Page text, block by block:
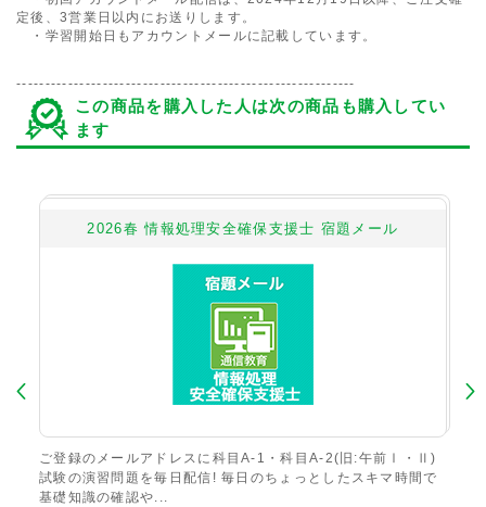
定後、3営業日以内にお送りします。
・学習開始日もアカウントメールに記載しています。
-----------------------------------------------------------
この商品を購入した人は次の商品も購入してい
ます
2026春 情報処理安全確保支援士 宿題メール
ご登録のメールアドレスに科目A-1・科目A-2(旧:午前Ⅰ・Ⅱ)
試験の演習問題を毎日配信! 毎日のちょっとしたスキマ時間で
基礎知識の確認や...